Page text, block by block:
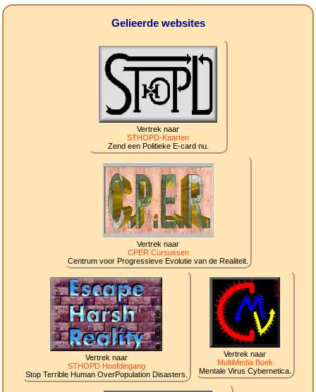
Gelieerde websites
Vertrek naar
STHOPD-Kaarten
Zend een Politieke E-card nu.
Vertrek naar
CPER Cursussen
Centrum voor Progressieve Evolutie van de Realiteit.
Vertrek naar
STHOPD Hoofdingang
Stop Terrible Human OverPopulation Disasters.
Vertrek naar
MultiMedia Boek
Mentale Virus Cybernetica.